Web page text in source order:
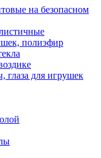
на безопасном
полиэфир
глаза для игрушек